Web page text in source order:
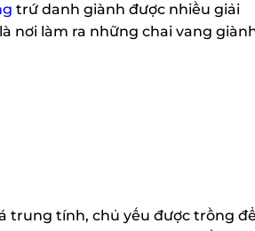
trứ danh giành được nhiều giải
nơi làm ra những chai vang giành
trung tính, chủ yếu được trồng để